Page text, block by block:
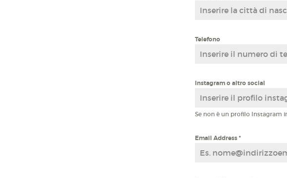
Telefono
Instagram o altro social
Se non è un profilo Instagram
Email Address*